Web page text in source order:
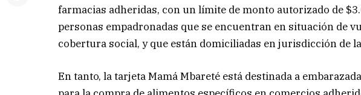
farmacias adheridas, con un límite de monto autorizado de
personas empadronadas que se encuentran en situación de
cobertura social, y que están domiciliadas en jurisdicción de
En tanto, la tarjeta Mamá Mbareté está destinada a